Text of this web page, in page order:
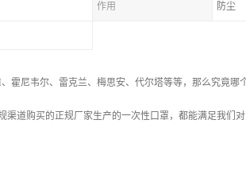
作用 防尘
霍尼韦尔、雷克兰、梅思安、代尔塔等等，那么究竟
道购买的正规厂家生产的一次性口罩，都能满足我们对